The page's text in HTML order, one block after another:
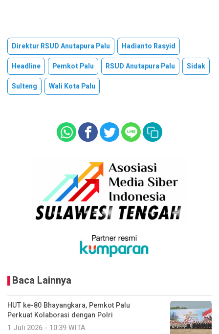
Direktur RSUD Anutapura Palu
Hadianto Rasyid
Headline
Pemkot Palu RSUD Anutapura Palu
Sidak
Sulteng
Wali Kota Palu
Baca Lainnya
HUT ke-80 Bhayangkara, Pemkot Palu
Perkuat Kolaborasi dengan Polri
1 Juli 2026 - 10:39 WITA